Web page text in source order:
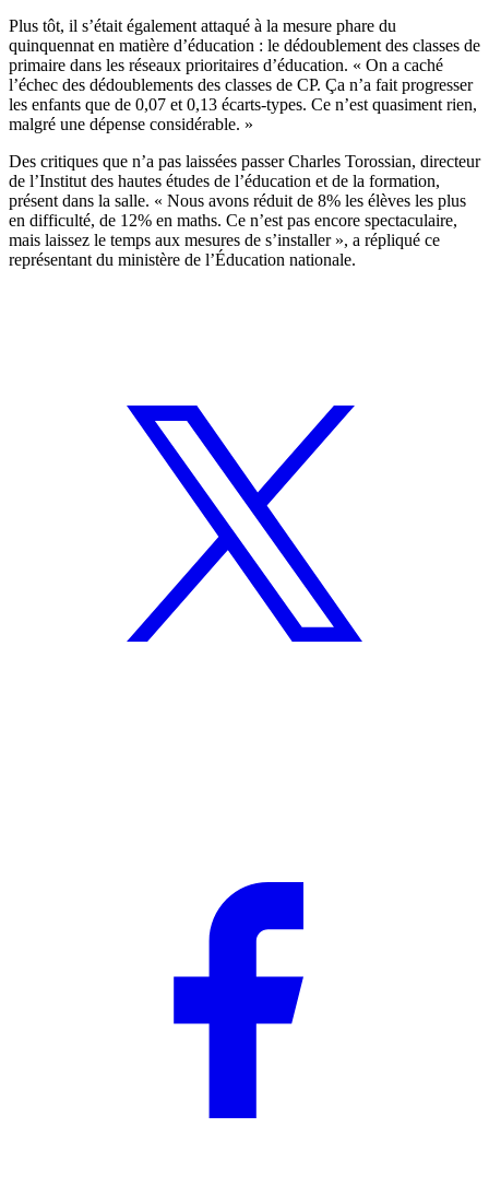
Plus tôt, il s’était également attaqué à la mesure phare du
quinquennat en matière d’éducation : le dédoublement des classes de
primaire dans les réseaux prioritaires d’éducation. « On a caché
l’échec des dédoublements des classes de CP. Ça n’a fait progresser
les enfants que de 0,07 et 0,13 écarts-types. Ce n’est quasiment rien,
malgré une dépense considérable. »
Des critiques que n’a pas laissées passer Charles Torossian, directeur
de l’Institut des hautes études de l’éducation et de la formation,
présent dans la salle. « Nous avons réduit de 8% les élèves les plus
en difficulté, de 12% en maths. Ce n’est pas encore spectaculaire,
mais laissez le temps aux mesures de s’installer », a répliqué ce
représentant du ministère de l’Éducation nationale.